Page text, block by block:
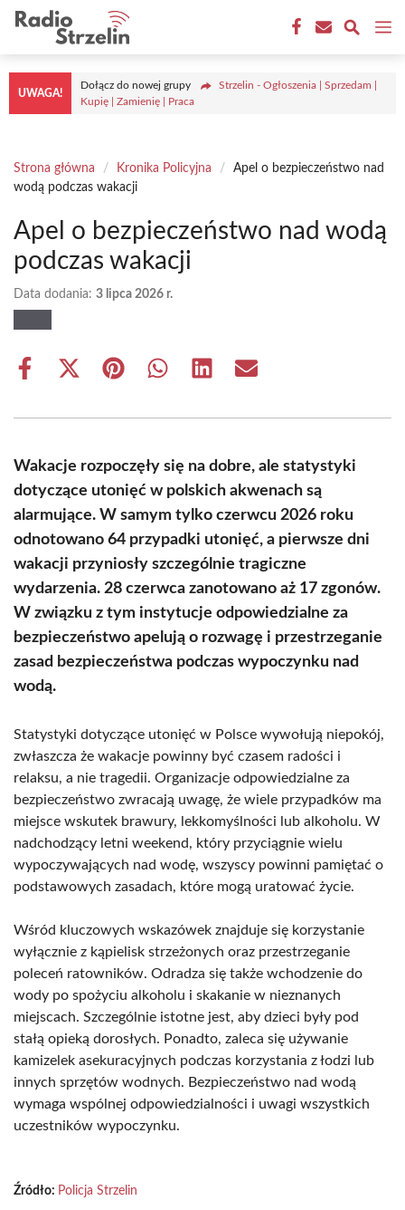
Przejdź
treści
UWAGA!
Dołącz do nowej grupy
Strzelin - Ogłoszenia | Sprzedam |
Kupię | Zamienię | Praca
Strona główna / Kronika Policyjna /
Apel o bezpieczeństwo nad
wodą podczas wakacji
Apel o bezpieczeństwo nad wodą
podczas wakacji
Data dodania: 3 lipca 2026 r.
Share
Share
(Twitter)
Share Share Share Share
Wakacje rozpoczęły się na dobre, ale statystyki
dotyczące utonięć w polskich akwenach są
alarmujące. W samym tylko czerwcu 2026 roku
odnotowano 64 przypadki utonięć, a pierwsze dni
wakacji przyniosły szczególnie tragiczne
wydarzenia. 28 czerwca zanotowano aż 17 zgonów.
W związku z tym instytucje odpowiedzialne za
bezpieczeństwo apelują o rozwagę i przestrzeganie
zasad bezpieczeństwa podczas wypoczynku nad
wodą.
Statystyki dotyczące utonięć w Polsce wywołują niepokój,
zwłaszcza że wakacje powinny być czasem radości i
relaksu, a nie tragedii. Organizacje odpowiedzialne za
bezpieczeństwo zwracają uwagę, że wiele przypadków ma
miejsce wskutek brawury, lekkomyślności lub alkoholu. W
nadchodzący letni weekend, który przyciągnie wielu
wypoczywających nad wodę, wszyscy powinni pamiętać o
podstawowych zasadach, które mogą uratować życie.
Wśród kluczowych wskazówek znajduje się korzystanie
wyłącznie z kąpielisk strzeżonych oraz przestrzeganie
poleceń ratowników. Odradza się także wchodzenie do
wody po spożyciu alkoholu i skakanie w nieznanych
miejscach. Szczególnie istotne jest, aby dzieci były pod
stałą opieką dorosłych. Ponadto, zaleca się używanie
kamizelek asekuracyjnych podczas korzystania z łodzi lub
innych sprzętów wodnych. Bezpieczeństwo nad wodą
wymaga wspólnej odpowiedzialności i uwagi wszystkich
uczestników wypoczynku.
Źródło: Policja Strzelin